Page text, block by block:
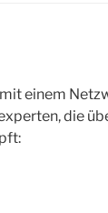
einem
die